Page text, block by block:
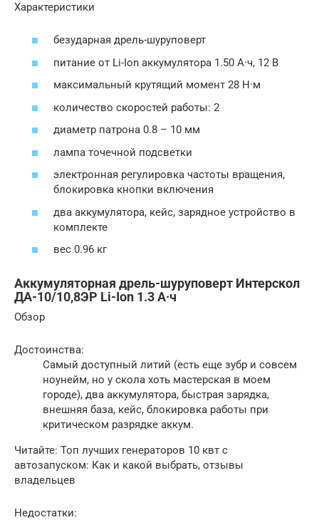
Характеристики
безударная дрель-шуруповерт
питание от Li-Ion аккумулятора 1.50 А·ч, 12 В
максимальный крутящий момент 28 Н·м
количество скоростей работы: 2
диаметр патрона 0.8 – 10 мм
лампа точечной подсветки
электронная регулировка частоты вращения,
блокировка кнопки включения
два аккумулятора, кейс, зарядное устройство в
комплекте
вес 0.96 кг
Аккумуляторная дрель-шуруповерт Интерскол
ДА-10/10,8ЭР Li-Ion 1.3 А·ч
Обзор
Достоинства:
Самый доступный литий (есть еще зубр и совсем
ноунейм, но у скола хоть мастерская в моем
городе), два аккумулятора, быстрая зарядка,
внешняя база, кейс, блокировка работы при
критическом разрядке аккум.
Читайте: Топ лучших генераторов 10 квт с
автозапуском: Как и какой выбрать, отзывы
владельцев
Недостатки: